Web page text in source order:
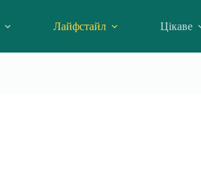
Лайфстайл Цікаве